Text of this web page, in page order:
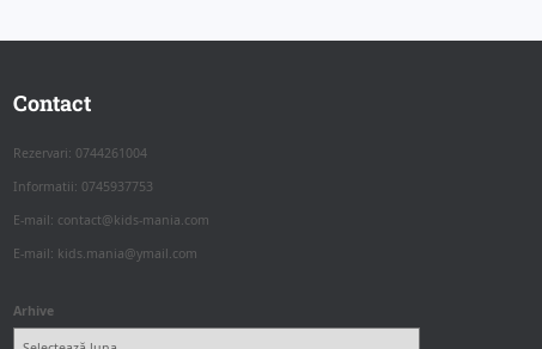
Contact
Rezervari: 0744261004
Informatii: 0745937753
E-mail: contact@kids-mania.com
E-mail: kids.mania@ymail.com
Arhive